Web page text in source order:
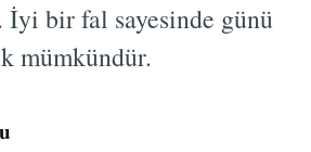
bir fal sayesinde günü
mümkündür.